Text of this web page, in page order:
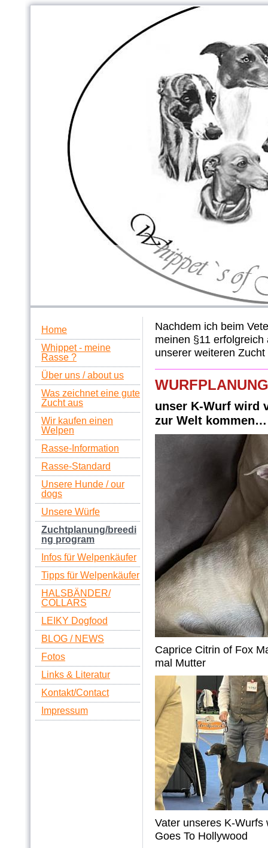
Home
Whippet - meine
Rasse ?
Über uns / about us
Was zeichnet eine gute
Zucht aus
Wir kaufen einen
Welpen
Rasse-Information
Rasse-Standard
Unsere Hunde / our
dogs
Unsere Würfe
Zuchtplanung/breedi
ng program
Infos für Welpenkäufer
Tipps für Welpenkäufer
HALSBÄNDER/
COLLARS
LEIKY Dogfood
BLOG / NEWS
Fotos
Links & Literatur
Kontakt/Contact
Impressum
Nachdem ich beim
meinen §11
unserer weiteren
unser K-Wurf wird
zur Welt
Caprice Citrin of Fox
mal Mutter
Vater unseres K-
Goes To Hollywood